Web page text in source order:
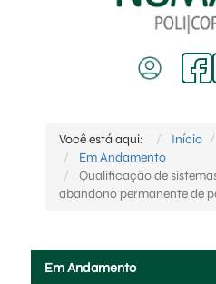
Você está aqui: Início
Em Andamento
Qualificação de
abandono permanente de
Em Andamento